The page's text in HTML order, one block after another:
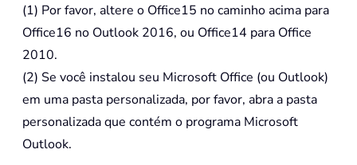
(1) Por favor, altere o Office15 no caminho acima para
Office16 no Outlook 2016, ou Office14 para Office
2010.
(2) Se você instalou seu Microsoft Office (ou Outlook)
em uma pasta personalizada, por favor, abra a pasta
personalizada que contém o programa Microsoft
Outlook.